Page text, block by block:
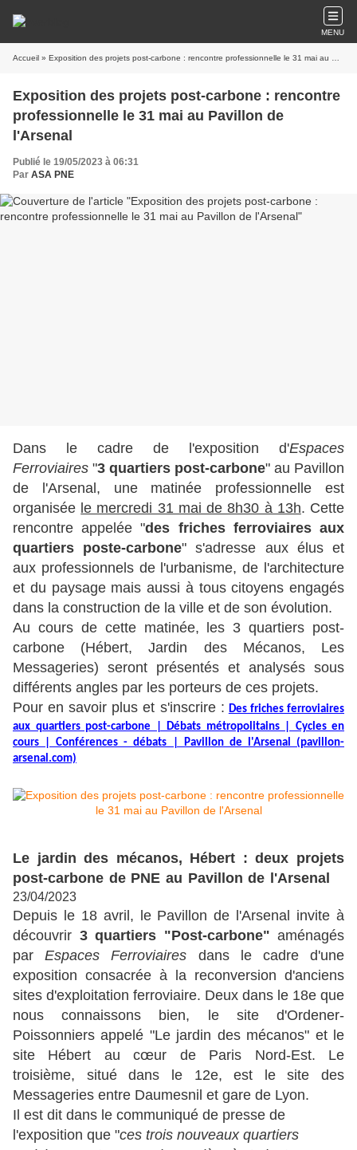
MENU
Accueil » Exposition des projets post-carbone : rencontre professionnelle le 31 mai au Pavillon de l'Arsenal
Exposition des projets post-carbone : rencontre
professionnelle le 31 mai au Pavillon de
l'Arsenal
Publié le 19/05/2023 à 06:31
Par ASA PNE
Dans le cadre de l'exposition d'Espaces
Ferroviaires "3 quartiers post-carbone" au Pavillon
de l'Arsenal, une matinée professionnelle est
organisée le mercredi 31 mai de 8h30 à 13h. Cette
rencontre appelée "des friches ferroviaires aux
quartiers poste-carbone" s'adresse aux élus et
aux professionnels de l'urbanisme, de l'architecture
et du paysage mais aussi à tous citoyens engagés
dans la construction de la ville et de son évolution.
Au cours de cette matinée, les 3 quartiers post-
carbone (Hébert, Jardin des Mécanos, Les
Messageries) seront présentés et analysés sous
différents angles par les porteurs de ces projets.
Pour en savoir plus et s'inscrire : Des friches ferroviaires
aux quartiers post-carbone | Débats métropolitains | Cycles en
cours | Conférences - débats | Pavillon de l'Arsenal (pavillon-
arsenal.com)
Le jardin des mécanos, Hébert : deux projets
post-carbone de PNE au Pavillon de l'Arsenal
23/04/2023
Depuis le 18 avril, le Pavillon de l'Arsenal invite à
découvrir 3 quartiers "Post-carbone" aménagés
parEspaces Ferroviaires dans le cadre d'une
exposition consacrée à la reconversion d'anciens
sites d'exploitation ferroviaire. Deux dans le 18e que
nous connaissons bien, le site d'Ordener-
Poissonniers appelé "Le jardin des mécanos" et le
site Hébert aucœur de Paris Nord-Est. Le
troisième, situé dans le 12e, est le site des
Messageries entre Daumesnil et gare de Lyon.
Il est dit dans le communiqué de presse de
l'exposition que "ces trois nouveaux quartiers